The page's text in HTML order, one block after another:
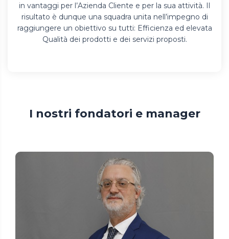
in vantaggi per l’Azienda Cliente e per la sua attività. Il
risultato è dunque una squadra unita nell’impegno di
raggiungere un obiettivo su tutti: Efficienza ed elevata
Qualità dei prodotti e dei servizi proposti.
I nostri fondatori e manager